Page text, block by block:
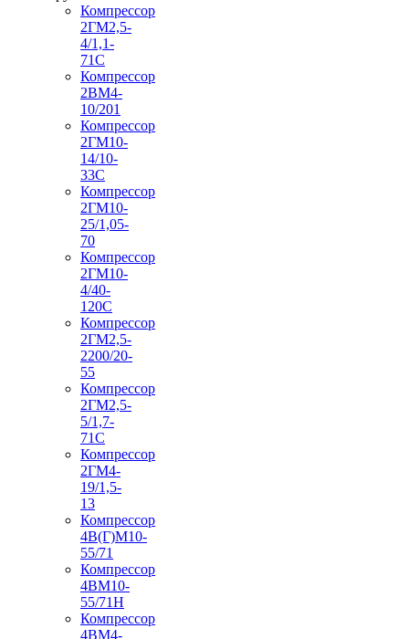
Компрессор
2ГМ2,5-
4/1,1-
71С
Компрессор
2ВМ4-
10/201
Компрессор
2ГМ10-
14/10-
33С
Компрессор
2ГМ10-
25/1,05-
70
Компрессор
2ГМ10-
4/40-
120С
Компрессор
2ГМ2,5-
2200/20-
55
Компрессор
2ГМ2,5-
5/1,7-
71С
Компрессор
2ГМ4-
19/1,5-
13
Компрессор
4В(Г)М10-
55/71
Компрессор
4ВМ10-
55/71Н
Компрессор
4ВМ4-